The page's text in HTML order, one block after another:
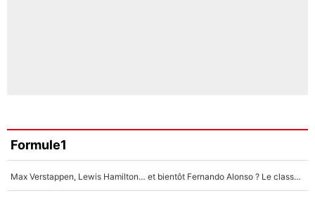
Formule1
Max Verstappen, Lewis Hamilton… et bientôt Fernando Alonso ? Le classement des pilotes les mieux payés en Formule 1 risque de changer !